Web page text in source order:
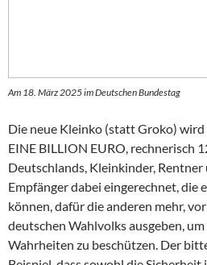
Am 18. März 2025 im Deutschen Bundestag
Die neue Kleinko (statt Groko)
EINE BILLION EURO, rechnerisch
Deutschlands, Kleinkinder, Rentner
Empfänger dabei eingerechnet, die
können, dafür die anderen mehr,
deutschen Wahlvolks ausgeben,
Wahrheiten zu beschützen. Der